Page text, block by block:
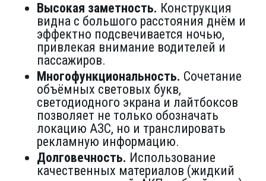
Высокая заметность. Конструкция
видна с большого расстояния днём и
эффектно подсвечивается ночью,
привлекая внимание водителей и
пассажиров.
Многофункциональность. Сочетание
объёмных световых букв,
светодиодного экрана и лайтбоксов
позволяет не только обозначать
локацию АЗС, но и транслировать
рекламную информацию.
Долговечность. Использование
качественных материалов (жидкий